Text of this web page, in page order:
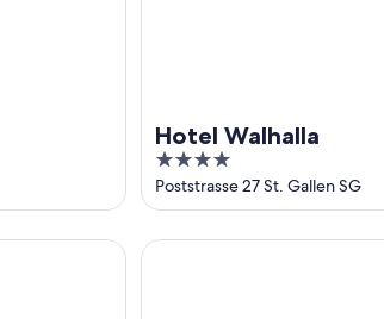
Hotel Walhalla
4
out
of
5
Poststrasse 27 St. Gallen SG
Hotel Banana City Winterthur